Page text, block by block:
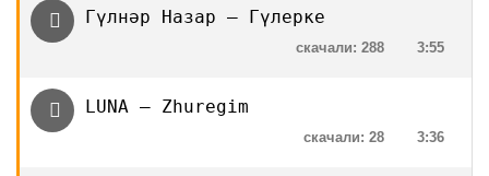
Гүлнәр Назар — Гүлерке
3:55
скачали: 288
LUNA — Zhuregim
3:36
скачали: 28